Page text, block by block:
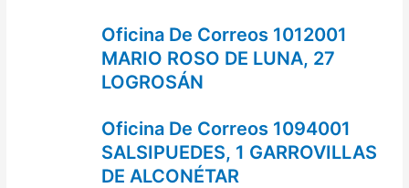
Oficina De Correos 1012001
MARIO ROSO DE LUNA, 27
LOGROSÁN
Oficina De Correos 1094001
SALSIPUEDES, 1 GARROVILLAS
DE ALCONÉTAR